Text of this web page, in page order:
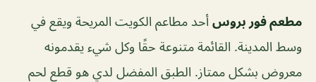
مطعم فور بروس أحد مطاعم الكويت المريحة ويقع في
وسط المدينة. القائمة متنوعة حقًا وكل شيء يقدمونه
معروض بشكل ممتاز. الطبق المفضل لدي هو قطع لحم